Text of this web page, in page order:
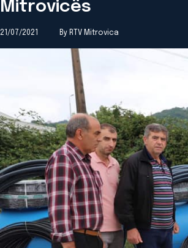
Mitrovicës
21/07/2021 By RTV Mitrovica